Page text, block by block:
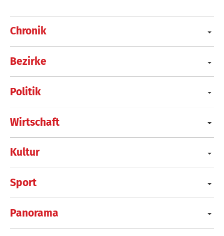
Chronik
Bezirke
Politik
Wirtschaft
Kultur
Sport
Panorama